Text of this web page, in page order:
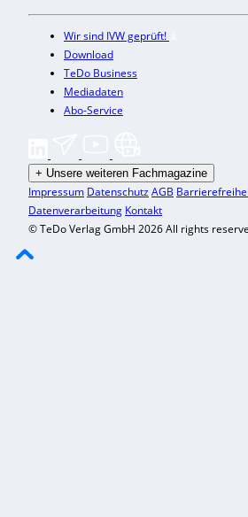
Wir sind IVW geprüft!
Download
TeDo Business
Mediadaten
Abo-Service
+ Unsere weiteren Fachmagazine
Impressum DatenschutzAGB
Datenverarbeitung Kontakt
© TeDo Verlag GmbH 2026 All rights